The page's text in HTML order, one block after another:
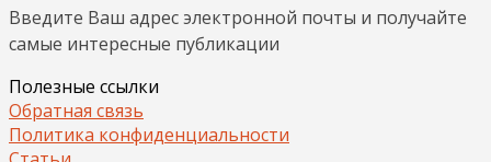
Введите Ваш адрес электронной почты и получайте
самые интересные публикации
Полезные ссылки
Обратная связь
Политика конфиденциальности